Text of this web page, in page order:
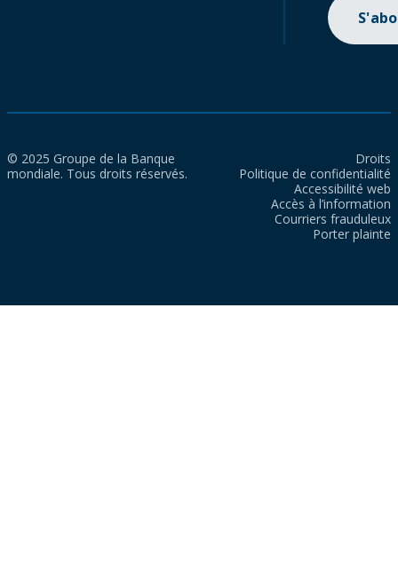
© 2025 Groupe de la Banque
mondiale. Tous droits réservés.
Droits
Politique de confidentialité
Accessibilité web
Accès à l’information
Courriers frauduleux
Porter plainte